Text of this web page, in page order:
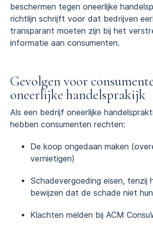
beschermen tegen oneerlijke
richtlijn schrijft voor dat bedrijven
transparant moeten zijn bij het
informatie aan consumenten.
Gevolgen voor
oneerlijke handelsprakijk
Als een bedrijf oneerlijke
hebben consumenten rechten:
De koop ongedaan maken
vernietigen)
Schadevergoeding eisen, tenzij
bewijzen dat de schade niet
Klachten melden bij ACM